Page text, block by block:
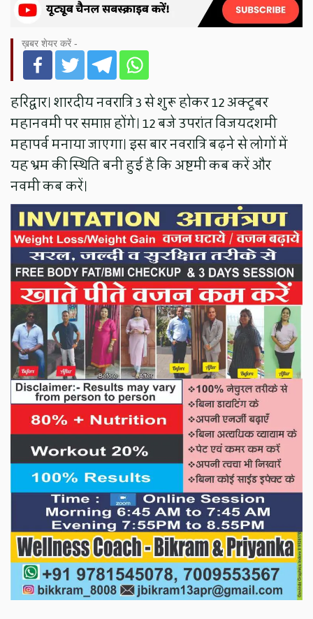
ख़बर शेयर करें -
हरिद्वार। शारदीय नवरात्रि 3 से शुरू होकर 12 अक्टूबर
महानवमी पर समाप्त होंगे। 12 बजे उपरांत विजयदशमी
महापर्व मनाया जाएगा। इस बार नवरात्रि बढ़ने से लोगों में
यह भ्रम की स्थिति बनी हुई है कि अष्टमी कब करें और
नवमी कब करें।